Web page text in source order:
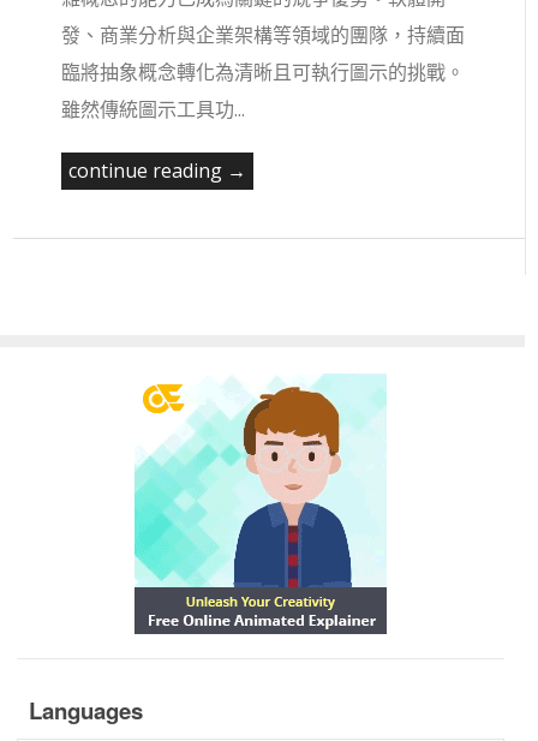
發、商業分析與企業架構等領域的團隊，持續面
臨將抽象概念轉化為清晰且可執行圖示的挑戰。
雖然傳統圖示工具功...
continue reading →
Languages